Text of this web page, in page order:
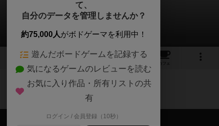
クロ×クロ
0件のルール/インスト
5 1
カフェ
クロ×クロのトップに戻る
会員の新しい投稿
て、
自分のデータを管理しませんか？
約75,000人がボドゲーマを利用中！
遊んだボードゲームを記録する
気になるゲームのレビューを読む
お気に入り作品・所有リストの共
有
ログイン / 会員登録（10秒）